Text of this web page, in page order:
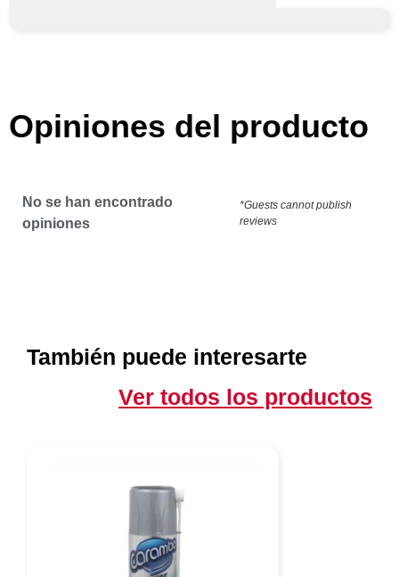
Opiniones del producto
No se han encontrado
opiniones
*Guests cannot publish
reviews
También puede interesarte
Ver todos los productos